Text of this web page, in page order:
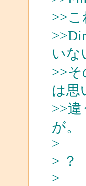
>>
いな
>>
は思
>>
が。
>
> ？
>